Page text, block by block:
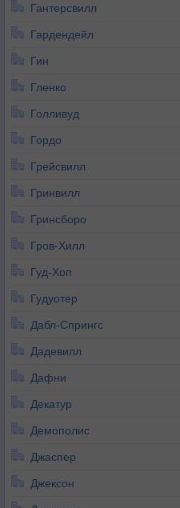
Гантерсвилл
Гардендейл
Гин
Гленко
Голливуд
Гордо
Грейсвилл
Гринвилл
Гринсборо
Гров-Хилл
Гуд-Хоп
Гудуотер
Дабл-Спрингс
Дадевилл
Дафни
Декатур
Демополис
Джаспер
Джексон